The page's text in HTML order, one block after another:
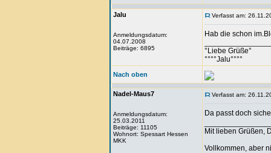
Jalu
Anmeldungsdatum:
04.07.2008
Beiträge: 6895
Verfasst am:
Hab die schon
°Liebe Grüße°
°°°°Jalu°°°°
Nach oben
Nadel-Maus7
Anmeldungsdatum:
25.03.2011
Beiträge: 11105
Wohnort: Spessart Hessen
MKK
Verfasst am:
Da passt doch
Mit lieben Grüßen,
Vollkommen, aber